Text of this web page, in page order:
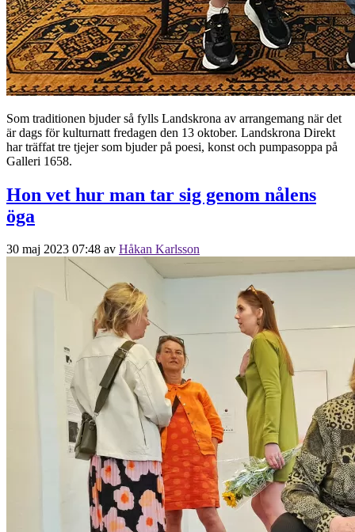
Som traditionen bjuder så fylls Landskrona av arrangemang när det
är dags för kulturnatt fredagen den 13 oktober. Landskrona Direkt
har träffat tre tjejer som bjuder på poesi, konst och pumpasoppa på
Galleri 1658.
Hon vet hur man tar sig genom nålens
öga
30 maj 2023 07:48 av Håkan Karlsson